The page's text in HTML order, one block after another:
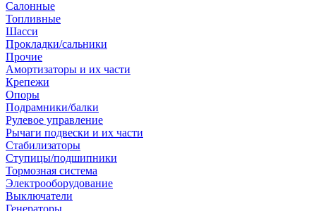
Салонные
Топливные
Шасси
Прокладки/сальники
Прочие
Амортизаторы и их части
Крепежи
Опоры
Подрамники/балки
Рулевое управление
Рычаги подвески и их части
Стабилизаторы
Ступицы/подшипники
Тормозная система
Электрооборудование
Выключатели
Генераторы